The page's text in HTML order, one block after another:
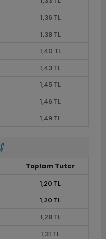
1,36 TL
1,38 TL
1,40 TL
1,43 TL
1,45 TL
1,46 TL
1,49 TL
Toplam Tutar
1,20 TL
1,20 TL
1,28 TL
1,31 TL